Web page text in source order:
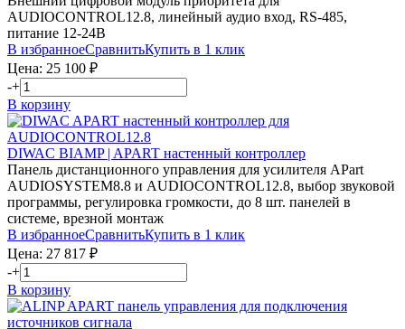
AUDIOCONTROL12.8, линейный аудио вход, RS-485,
питание 12-24В
В избранноеСравнитьКупить в 1 клик
Цена: 25 100 ₽
-+
В корзину
DIWAC BIAMP | APART настенный контроллер
Панель дистанционного управления для усилителя APart
AUDIOSYSTEM8.8 и AUDIOCONTROL12.8, выбор звуковой
программы, регулировка громкости, до 8 шт. панелей в
системе, врезной монтаж
В избранноеСравнитьКупить в 1 клик
Цена: 27 817 ₽
-+
В корзину